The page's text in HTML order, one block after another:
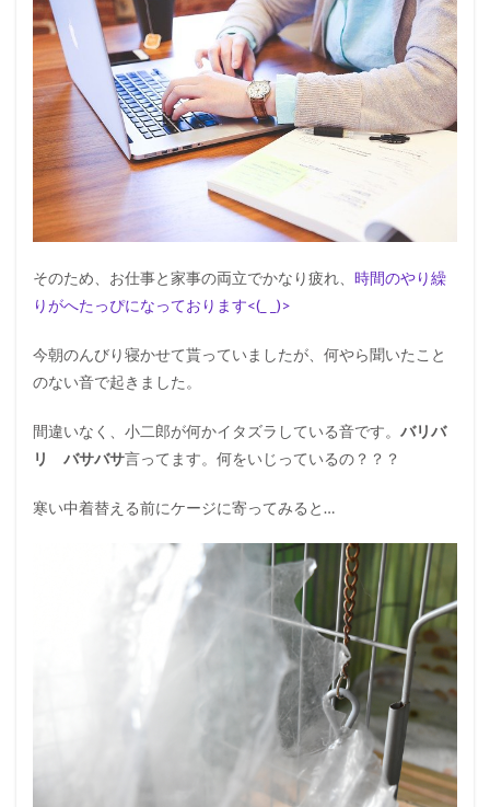
そのため、お仕事と家事の両立でかなり疲れ、 時間のやり繰
りがへたっぴになっております<(_ _)>
今朝のんびり寝かせて貰っていましたが、何やら聞いたこと
のない音で起きました。
間違いなく、小二郎が何かイタズラしている音です。 バリバ
リ バサバサ言ってます。何をいじっているの？？？
寒い中着替える前にケージに寄ってみると…